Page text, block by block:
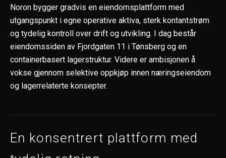
Noron bygger gradvis en eiendomsplattform med
utgangspunkt i egne operative aktiva, sterk kontantstrøm
og tydelig kontroll over drift og utvikling. I dag består
eiendomssiden av Fjordgaten 11 i Tønsberg og en
containerbasert lagerstruktur. Videre er ambisjonen å
vokse gjennom selektive oppkjøp innen næringseiendom
og lagerrelaterte konsepter.
En konsentrert plattform med